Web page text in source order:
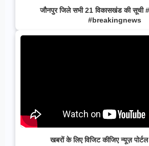
जौनपुर जिले सभी 21 विकासखंड की
#breakingnews
खबरों के लिए विजिट कीजिए न्यूज़